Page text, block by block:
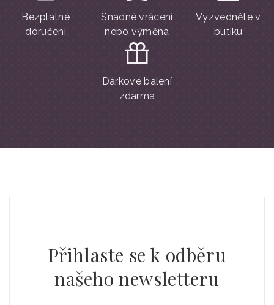
Bezplatné
doručení
Snadné vrácení
nebo výměna
Vyzvedněte v
butiku
Dárkové balení
zdarma
Přihlaste se k odběru
našeho newsletteru